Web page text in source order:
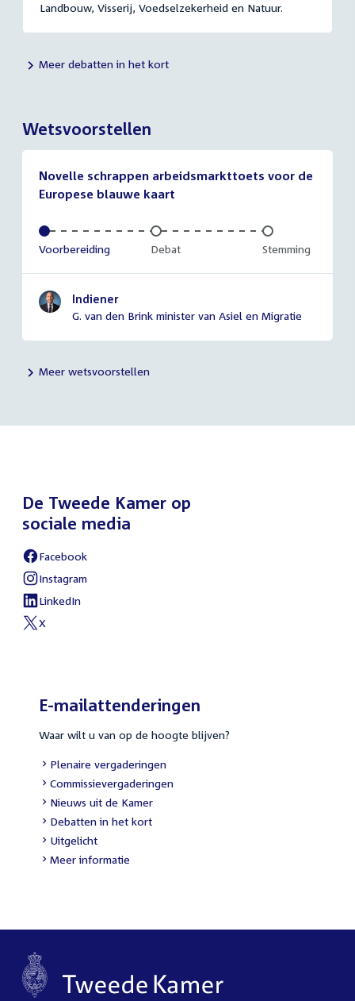
Landbouw, Visserij, Voedselzekerheid en Natuur.
Meer debatten in het kort
Wetsvoorstellen
Novelle schrappen arbeidsmarkttoets voor de
Europese blauwe kaart
Voltooid:
Voorbereiding Onvoltooid:
Debat Onvoltooid:
Stemming
Indiener
G. van den Brink minister van Asiel en Migratie
Meer wetsvoorstellen
De Tweede Kamer op
sociale media
External
link:
Facebook
External
link:
Instagram
External
link:
LinkedIn
External
X
E-mailattenderingen
Waar wilt u van op de hoogte blijven?
External
link:
Plenaire vergaderingen
External
link:
Commissievergaderingen
External
link:
Nieuws uit de Kamer
External
link:
Debatten in het kort
External
link:
Uitgelicht
Meer informatie